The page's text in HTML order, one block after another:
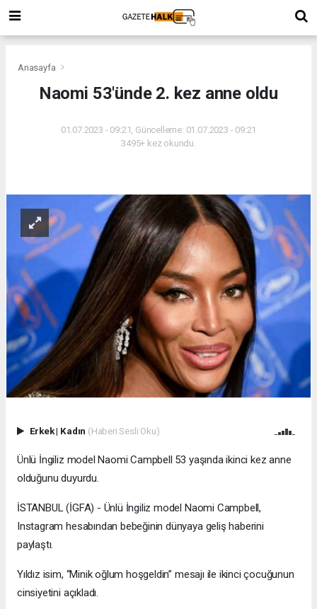
Anasayfa
Naomi 53'ünde 2. kez anne oldu
01.07.2023 - 09:21, Güncelleme: 01.07.2023 - 09:21
3495+ kez okundu.
Erkek| Kadın (Haberi Sesli Oku)
Ünlü İngiliz model Naomi Campbell 53 yaşında ikinci kez anne
olduğunu duyurdu.
İSTANBUL (İGFA) - Ünlü İngiliz model Naomi Campbell,
Instagram hesabından bebeğinin dünyaya geliş haberini
paylaştı.
Yıldız isim, “Minik oğlum hoşgeldin” mesajı ile ikinci çocuğunun
cinsiyetini açıkladı.